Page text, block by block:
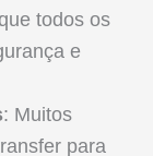
todos os
e
: Muitos
para